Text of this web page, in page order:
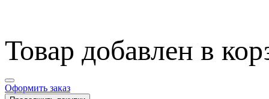
Товар добавлен в
Оформить заказ